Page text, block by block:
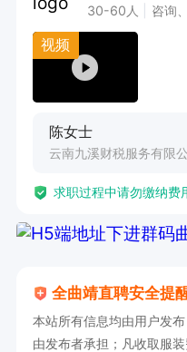
30-60人 咨询
视频
陈女士
云南九溪财税服务有限
求职过程中请勿缴纳费
全曲靖直聘安全提
本站所有信息均由用户发
由发布者承担；凡收取服